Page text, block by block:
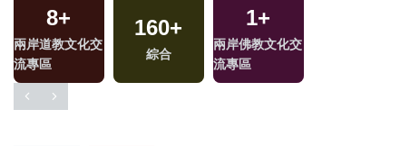
8+
兩岸道教文化交
流專區
160+
綜合
1+
兩岸佛教文化交
流專區